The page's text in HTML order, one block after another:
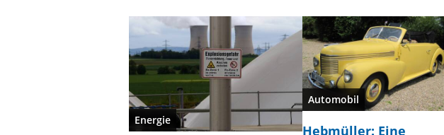
Energie
Automobil
Hebmüller: Eine